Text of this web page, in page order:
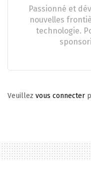
Passionné et
nouvelles
technologie.
Veuillez vous connecter